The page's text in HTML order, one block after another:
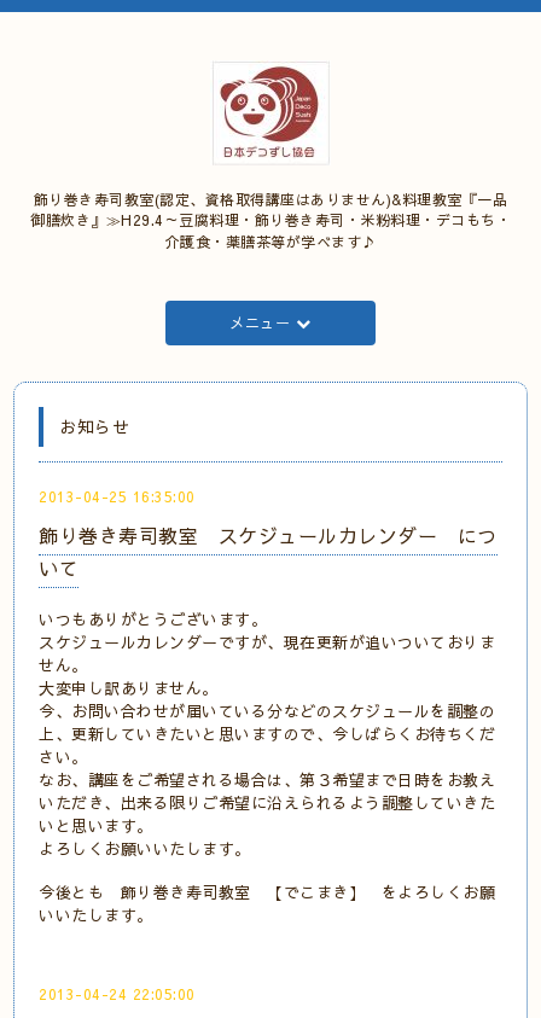
飾り巻き寿司教室(認定、資格取得講座はありません)&料理教室『一品
御膳炊き』≫H29.4～豆腐料理・飾り巻き寿司・米粉料理・デコもち・
介護食・薬膳茶等が学べます♪
メニュー
お知らせ
2013-04-25 16:35:00
飾り巻き寿司教室 スケジュールカレンダー につ
いて
いつもありがとうございます。
スケジュールカレンダーですが、現在更新が追いついておりま
せん。
大変申し訳ありません。
今、お問い合わせが届いている分などのスケジュールを調整の
上、更新していきたいと思いますので、今しばらくお待ちくだ
さい。
なお、講座をご希望される場合は、第３希望まで日時をお教え
いただき、出来る限りご希望に沿えられるよう調整していきた
いと思います。
よろしくお願いいたします。
今後とも 飾り巻き寿司教室 【でこまき】 をよろしくお願
いいたします。
2013-04-24 22:05:00